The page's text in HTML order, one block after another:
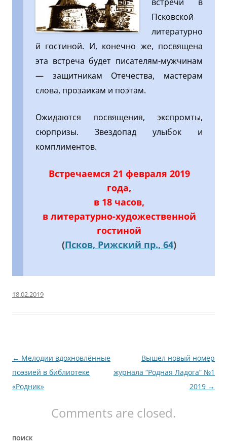
Псковской
литературно
й гостиной. И, конечно же, посвящена
эта встреча будет писателям-мужчинам
— защитникам Отечества, мастерам
слова, прозаикам и поэтам.
Ожидаются посвящения, экспромты,
сюрпризы. Звездопад улыбок и
комплиментов.
Встречаемся 21 февраля 2019
года,
в 18 часов,
в литературно-художественной
гостиной
(Псков, Рижский пр., 64)
18.02.2019
Навигация
по
записям
← Мелодии вдохновлённые
поэзией в библиотеке
«Родник»
Вышел новый номер
журнала “Родная Ладога” №1
2019 →
Comments are closed.
ПОИСК